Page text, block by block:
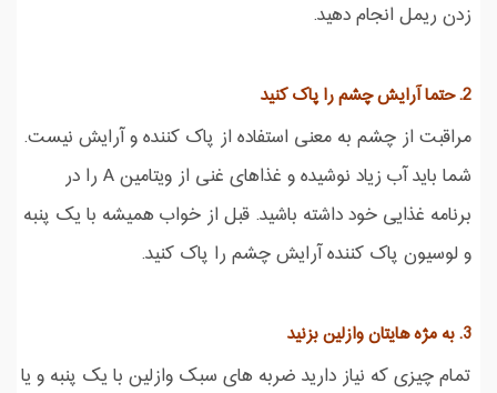
زدن ریمل انجام دهید.
2. حتما آرایش چشم را پاک کنید
مراقبت از چشم به معنی استفاده از پاک کننده و آرایش نیست.
شما باید آب زیاد نوشیده و غذاهای غنی از ویتامین A را در
برنامه غذایی خود داشته باشید. قبل از خواب همیشه با یک پنبه
و لوسیون پاک کننده آرایش چشم را پاک کنید.
3. به مژه هایتان وازلین بزنید
تمام چیزی که نیاز دارید ضربه های سبک وازلین با یک پنبه و یا